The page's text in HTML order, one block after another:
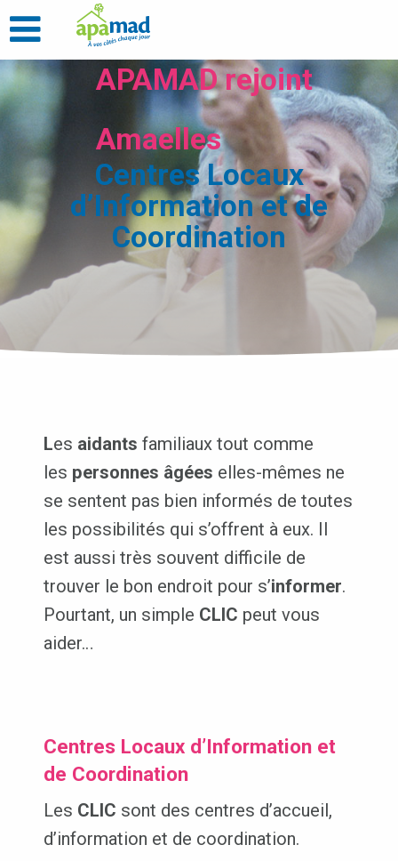
APAMAD rejoint
Amaelles
Centres Locaux
d’Information et de
Coordination
Les aidants familiaux tout comme
les personnes âgées elles-mêmes ne
se sentent pas bien informés de toutes
les possibilités qui s’offrent à eux. Il
est aussi très souvent difficile de
trouver le bon endroit pour s’informer.
Pourtant, un simple CLIC peut vous
aider…
Centres Locaux d’Information et
de Coordination
Les CLIC sont des centres d’accueil,
d’information et de coordination.